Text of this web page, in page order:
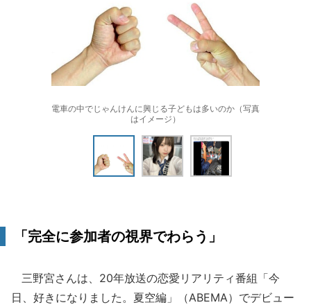
電車の中でじゃんけんに興じる子どもは多いのか（写真
はイメージ）
「完全に参加者の視界でわらう」
三野宮さんは、20年放送の恋愛リアリティ番組「今
日、好きになりました。夏空編」（ABEMA）でデビュー